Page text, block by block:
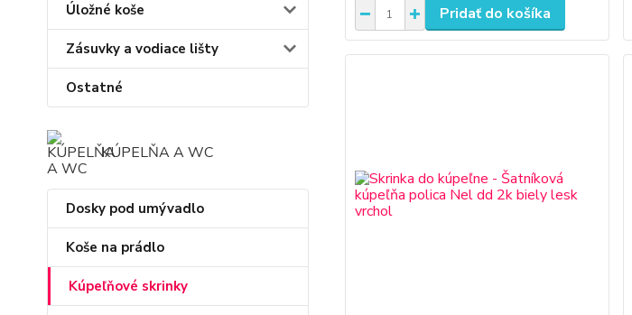
Úložné koše
Zásuvky a vodiace lišty
Ostatné
KÚPELŇA A WC
Dosky pod umývadlo
Koše na prádlo
Kúpeľňové skrinky
Pridať do košíka